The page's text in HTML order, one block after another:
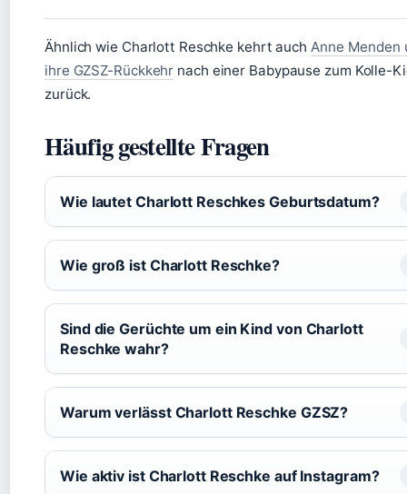
Ähnlich wie Charlott Reschke kehrt auch Anne Menden
ihre GZSZ-Rückkehr nach einer Babypause zum Kolle-
zurück.
Häufig gestellte Fragen
Wie lautet Charlott Reschkes Geburtsdatum?
Wie groß ist Charlott Reschke?
Sind die Gerüchte um ein Kind von Charlott
Reschke wahr?
Warum verlässt Charlott Reschke GZSZ?
Wie aktiv ist Charlott Reschke auf Instagram?